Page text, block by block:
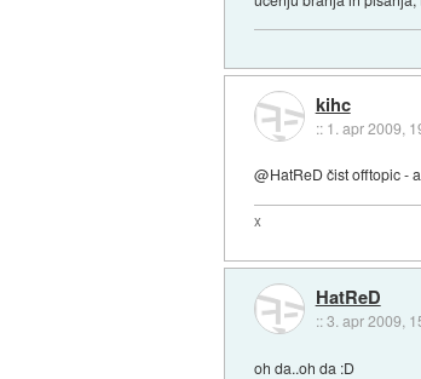
kihc
:: 1. apr 2009,
@HatReD čist offtopic -
x
HatReD
::3. apr 2009,
oh da..oh da :D